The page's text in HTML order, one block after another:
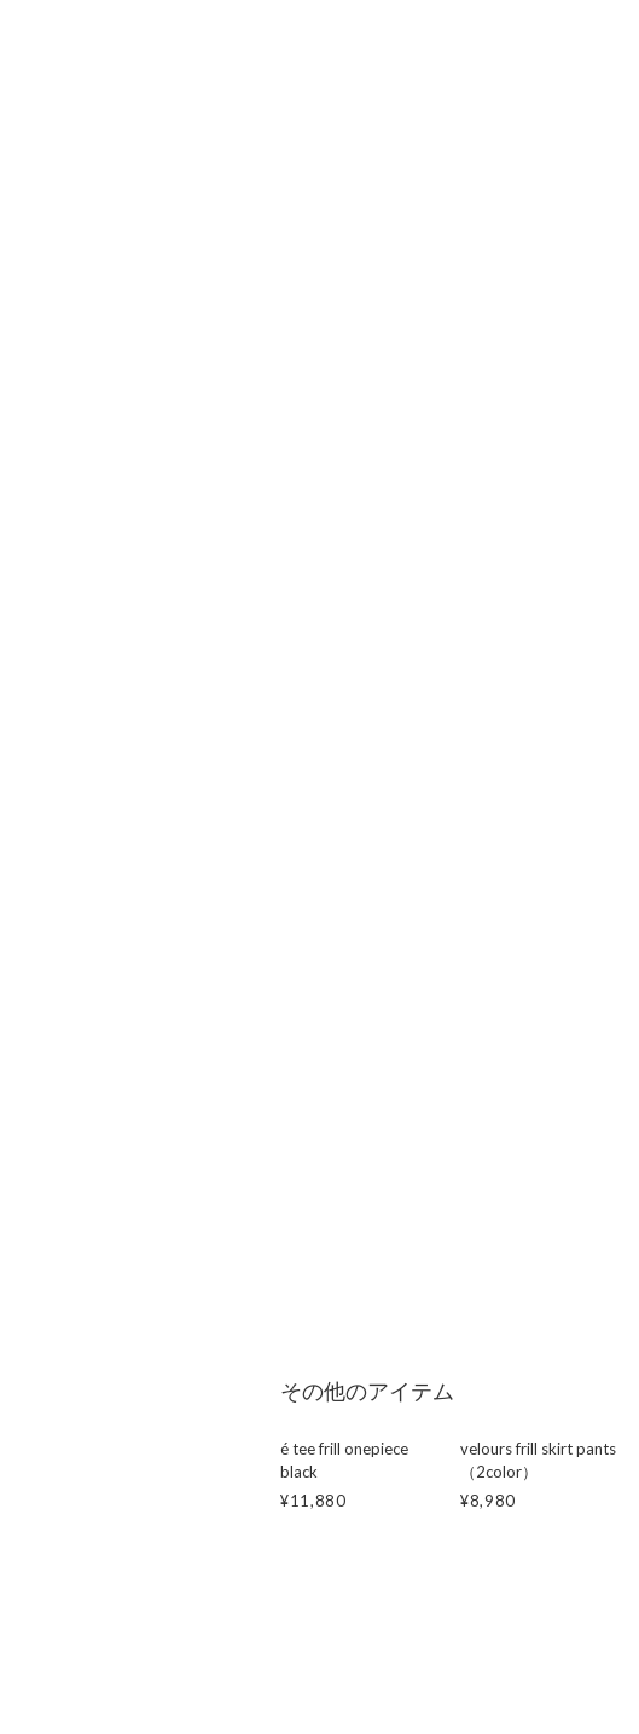
その他のアイテム
é tee frill onepiece
black
¥11,880
velours frill skirt pants
（2color）
¥8,980